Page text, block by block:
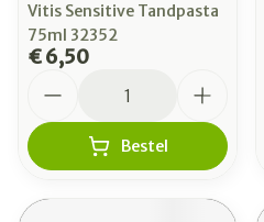
Vitis Sensitive Tandpasta
75ml 32352
€ 6,50
Bestel